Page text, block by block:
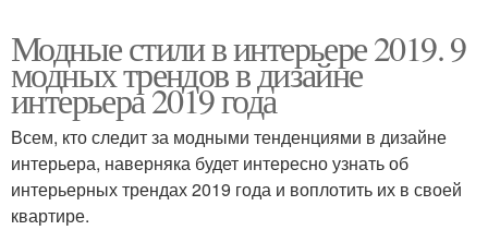
Модные стили в интерьере 2019. 9
модных трендов в дизайне
интерьера 2019 года
Всем, кто следит за модными тенденциями в дизайне
интерьера, наверняка будет интересно узнать об
интерьерных трендах 2019 года и воплотить их в своей
квартире.